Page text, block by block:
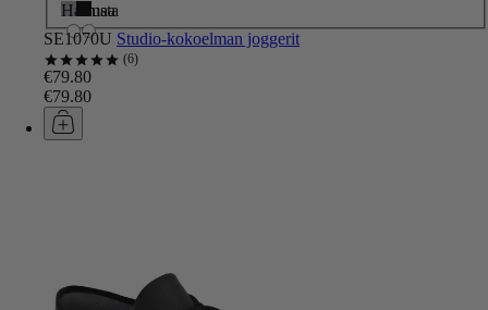
Harmaa
Musta
SE1070U Studio-kokoelman joggerit
6
€79.80
€79.80